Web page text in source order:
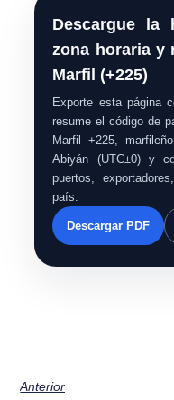
Descargue la
zona horaria y
Marfil (+225)
Exporte esta página
resume el código de
Marfil +225,
Abiyán (UTC±0) y
puertos,
país.
Descargar PDF
Anterior